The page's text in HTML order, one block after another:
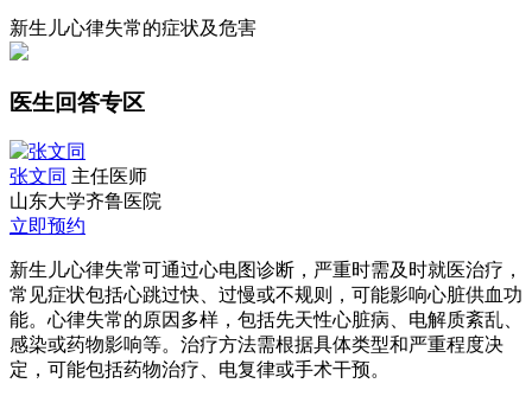
新生儿心律失常的症状及危害
医生回答专区
张文同 主任医师
山东大学齐鲁医院
立即预约
新生儿心律失常可通过心电图诊断，严重时需及时就医治疗，
常见症状包括心跳过快、过慢或不规则，可能影响心脏供血功
能。心律失常的原因多样，包括先天性心脏病、电解质紊乱、
感染或药物影响等。治疗方法需根据具体类型和严重程度决
定，可能包括药物治疗、电复律或手术干预。